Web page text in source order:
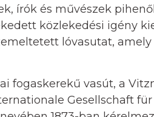
írók és művészek
közlekedési igény
lóvasutat,
fogaskerekű vasút, a
Gesellschaft für